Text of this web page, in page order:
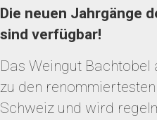
Die neuen Jahrgänge
sind verfügbar!
Das Weingut
zu den
Schweiz und wird